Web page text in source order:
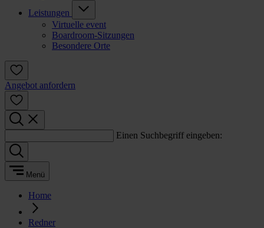
Leistungen
Virtuelle event
Boardroom-Sitzungen
Besondere Orte
Angebot anfordern
Einen Suchbegriff eingeben:
Menü
Home
Redner